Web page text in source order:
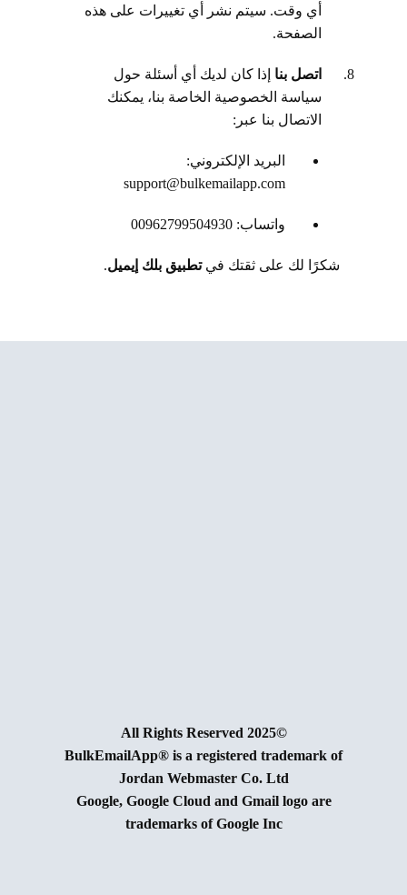
أي وقت. سيتم نشر أي تغييرات على هذه
الصفحة.
اتصل بنا إذا كان لديك أي أسئلة حول
سياسة الخصوصية الخاصة بنا، يمكنك
الاتصال بنا عبر:
البريد الإلكتروني:
support@bulkemailapp.com
واتساب: 00962799504930
شكرًا لك على ثقتك فيتطبيق بلك إيميل.
©2025 All Rights Reserved
BulkEmailApp® is a registered trademark of
Jordan Webmaster Co. Ltd
Google, Google Cloud and Gmail logo are
trademarks of Google Inc